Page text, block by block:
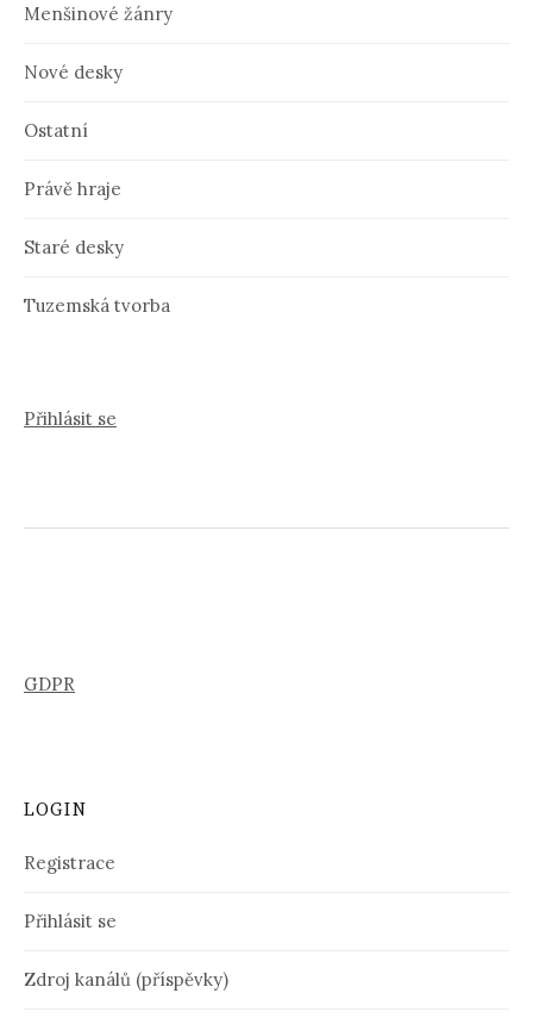
Menšinové žánry
Nové desky
Ostatní
Právě hraje
Staré desky
Tuzemská tvorba
Přihlásit se
GDPR
LOGIN
Registrace
Přihlásit se
Zdroj kanálů (příspěvky)